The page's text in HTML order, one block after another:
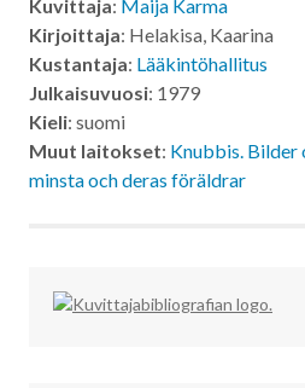
Kuvittaja: Maija Karma
Kirjoittaja: Helakisa, Kaarina
Kustantaja: Lääkintöhallitus
Julkaisuvuosi: 1979
Kieli: suomi
Muut laitokset: Knubbis. Bilder
minsta och deras föräldrar